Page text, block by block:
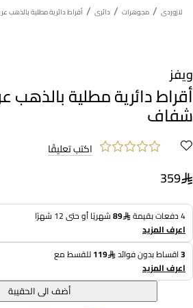
لازوردى / مجوهرات / دائرى / أقراط دائرية مطلية بالذهب
ويفز
أقراط دائرية مطلية بالذهب
شفاف
اكتب تعليقًا
359
4 دفعات بقيمة 89شهريًا أو حتى 12 شهرًا
اعرف المزيد
3اقساط بدون فوائد 119للقسط مع
اعرف المزيد
أضف الى الحقيبة